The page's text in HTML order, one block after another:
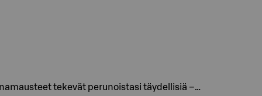
tekevät perunoistasi täydellisiä –…